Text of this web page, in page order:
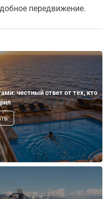
передвижение.
честный ответ от тех, кто